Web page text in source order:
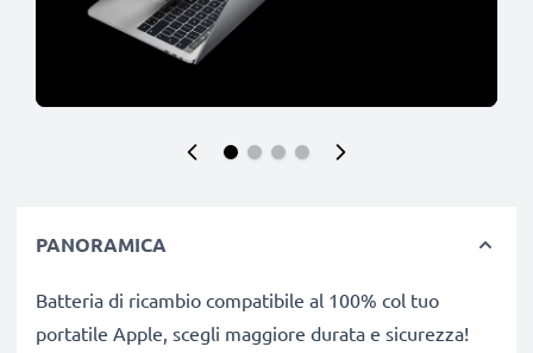
PANORAMICA
Batteria di ricambio compatibile al 100% col tuo
portatile Apple, scegli maggiore durata e sicurezza!